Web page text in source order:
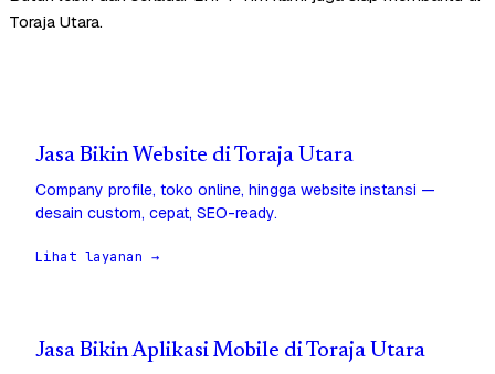
Toraja Utara.
Jasa Bikin Website di Toraja Utara
Company profile, toko online, hingga website instansi —
desain custom, cepat, SEO-ready.
Lihat layanan →
Jasa Bikin Aplikasi Mobile di Toraja Utara